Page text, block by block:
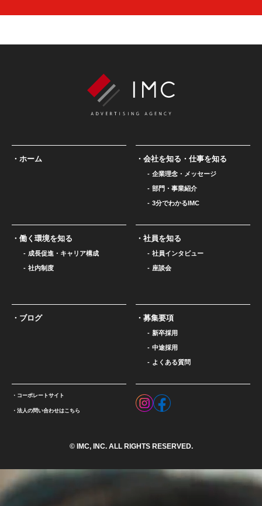
ホーム 会社を知る・仕事を知る
企業理念・メッセージ
部門・事業紹介
3分でわかるIMC
働く環境を知る
成長促進・キャリア構成
社内制度
社員を知る
社員インタビュー
座談会
ブログ 募集要項
新卒採用
中途採用
よくある質問
コーポレートサイト
法人の問い合わせはこちら
© IMC, INC. ALL RIGHTS RESERVED.